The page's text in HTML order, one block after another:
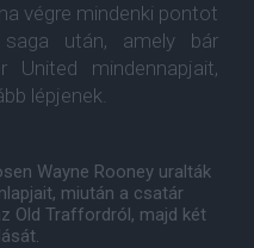
végre mindenki pontot
után, amely bár
United mindennapjait,
lépjenek.
Wayne Rooney uralták
miután a csatár
Old Traffordról, majd két